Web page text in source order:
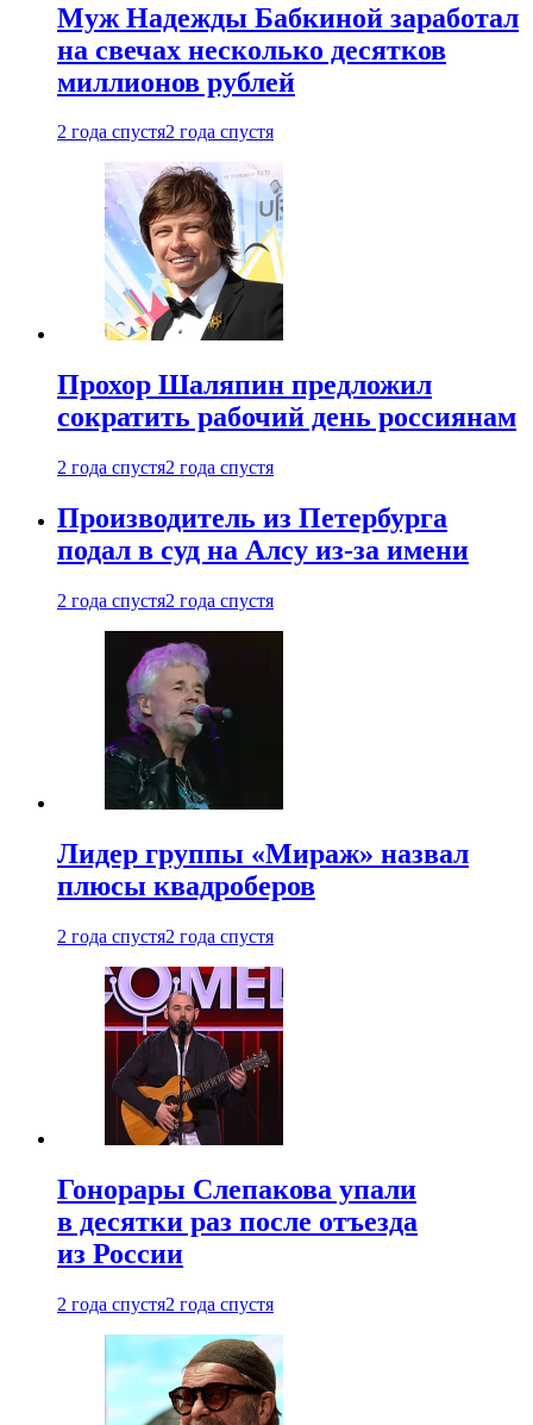
Муж Надежды Бабкиной заработал
на свечах несколько десятков
миллионов рублей
2 года спустя2 года спустя
Прохор Шаляпин предложил
сократить рабочий день россиянам
2 года спустя2 года спустя
Производитель из Петербурга
подал в суд на Алсу из-за имени
2 года спустя2 года спустя
Лидер группы «Мираж» назвал
плюсы квадроберов
2 года спустя2 года спустя
Гонорары Слепакова упали
в десятки раз после отъезда
из России
2 года спустя2 года спустя